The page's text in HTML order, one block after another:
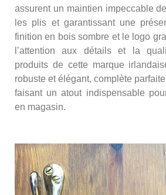
assurent un maintien impeccable
les plis et garantissant une
finition en bois sombre et le logo
l’attention aux détails et la
produits de cette marque
robuste et élégant, complète
faisant un atout indispensable
en magasin.